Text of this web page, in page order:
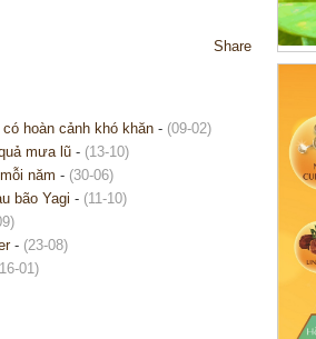
Share
hoàn cảnh khó khăn - (09-02)
mưa lũ - (13-10)
năm - (30-06)
bão Yagi - (11-10)
- (23-08)
01)